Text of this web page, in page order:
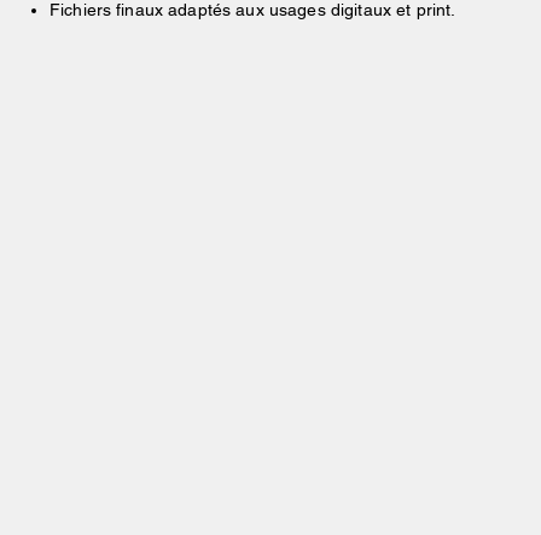
Fichiers finaux adaptés aux usages digitaux et print.